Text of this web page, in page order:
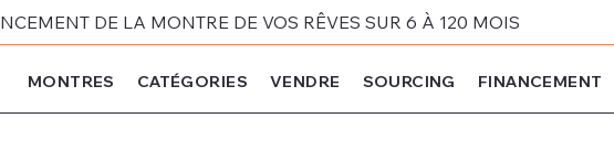
DE LA MONTRE DE VOS RÊVES SUR 6 À 120 MOIS
MONTRES CATÉGORIES VENDRE SOURCING FINANCEMENT